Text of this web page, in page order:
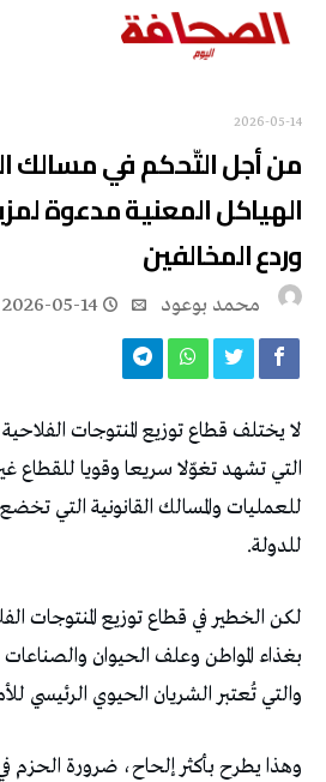
2026-05-14
من أجل التّحكم في مسالك
الهياكل المعنية مدعوة
وردع المخالفين
محمد بوعود 2026-05-14
لا يختلف قطاع توزيع المنتوجات
التي تشهد تغوّلا سريعا وقويا للقطاع غير
للعمليات والمسالك القانونية التي
للدولة.
لكن الخطير في قطاع توزيع المنتوجات
بغذاء المواطن وعلف الحيوان والصناعات
والتي تُعتبر الشريان الحيوي الرئيسي
وهذا يطرح بأكثر إلحاح، ضرورة الحزم